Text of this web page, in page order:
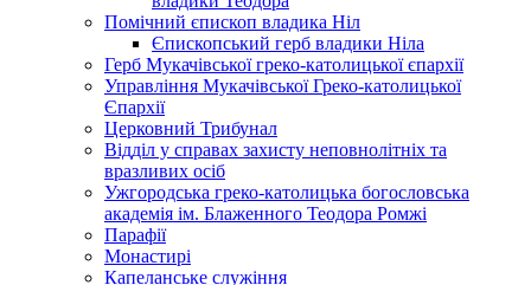
Помічний єпископ владика Ніл
Єпископський герб владики Ніла
Герб Мукачівської греко-католицької єпархії
Управління Мукачівської Греко-католицької
Єпархії
Церковний Трибунал
Відділ у справах захисту неповнолітніх та
вразливих осіб
Ужгородська греко-католицька богословська
академія ім. Блаженного Теодора Ромжі
Парафії
Монастирі
Капеланське служіння